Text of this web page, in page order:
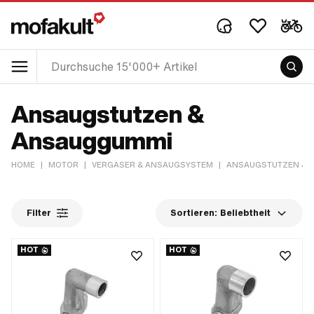
Ansaugstutzen &
Ansauggummi
HOME | MOTOR | VERGASER & ANSAUGSYSTEM | ANSAUGSTUTZEN &
Filter Sortieren: Beliebtheit
HOT HOT